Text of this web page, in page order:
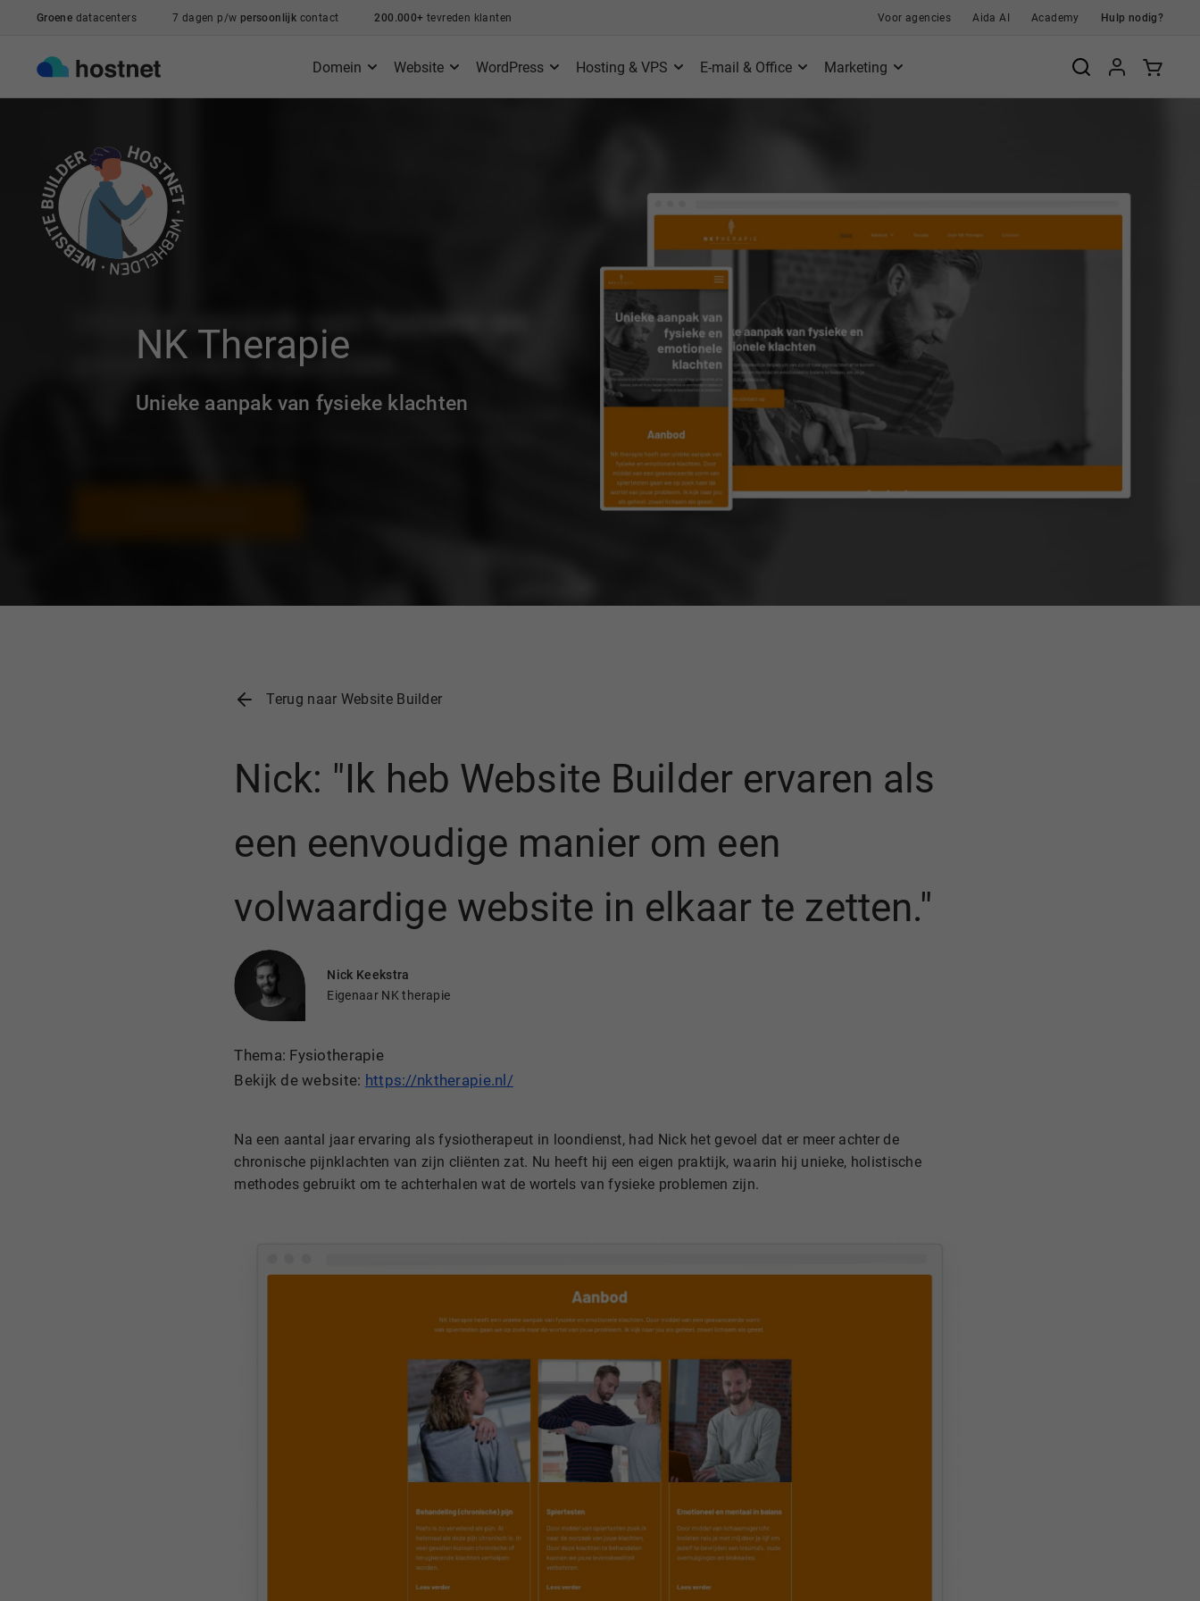
Ga naar de hoofdinhoud
Groene datacenters 7 dagen p/w persoonlijk contact 200.000+ tevreden klanten Voor agencies Aida AI Academy Hulp nodig?
Domein Website WordPress Hosting & VPS E-mail & Office Marketing
NK Therapie
Unieke aanpak van fysieke klachten
Terug naar Website Builder
Nick: "Ik heb Website Builder ervaren als
een eenvoudige manier om een
volwaardige website in elkaar te zetten."
Nick Keekstra
Eigenaar NK therapie
Thema: Fysiotherapie
Bekijk de website: https://nktherapie.nl/
Na een aantal jaar ervaring als fysiotherapeut in loondienst, had Nick het gevoel dat er meer achter de
chronische pijnklachten van zijn cliënten zat. Nu heeft hij een eigen praktijk, waarin hij unieke, holistische
methodes gebruikt om te achterhalen wat de wortels van fysieke problemen zijn.